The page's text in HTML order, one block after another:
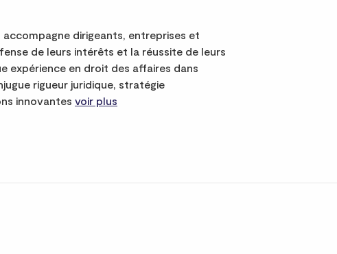
accompagne dirigeants, entreprises et
de leurs intérêts et la réussite de leurs
expérience en droit des affaires dans
rigueur juridique, stratégie
innovantes voir plus